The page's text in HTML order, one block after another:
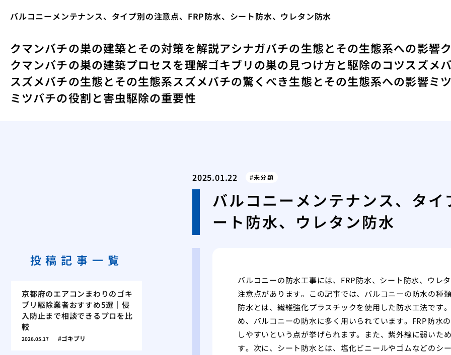
バルコニーメンテナンス、タイプ別の注意点、FRP防水、シート防水、ウレタン防水
クマンバチの巣の建築とその対策を解説アシナガバチの生態とその生態系への影響
クマンバチの巣の建築プロセスを理解ゴキブリの巣の見つけ方と駆除のコツスズメ
スズメバチの生態とその生態系スズメバチの驚くべき生態とその生態系への影響ミ
ミツバチの役割と害虫駆除の重要性
2025.01.22 未分類
バルコニーメンテナンス、タ
ート防水、ウレタン防水
バルコニーの防水工事には、FRP防水、シート防水、ウレ
注意点があります。この記事では、バルコニーの防水の種
防水とは、繊維強化プラスチックを使用した防水工法です
め、バルコニーの防水に多く用いられています。FRP防水
しやすいという点が挙げられます。また、紫外線に弱いた
す。次に、シート防水とは、塩化ビニールやゴムなどのシ
投稿記事一覧
京都府のエアコンまわりのゴキ
ブリ駆除業者おすすめ5選｜侵
入防止まで相談できるプロを比
較
2026.05.17 ゴキブリ